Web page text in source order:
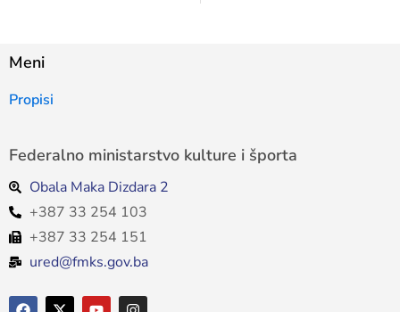
Meni
Propisi
Federalno ministarstvo kulture i športa
Obala Maka Dizdara 2
+387 33 254 103
+387 33 254 151
ured@fmks.gov.ba